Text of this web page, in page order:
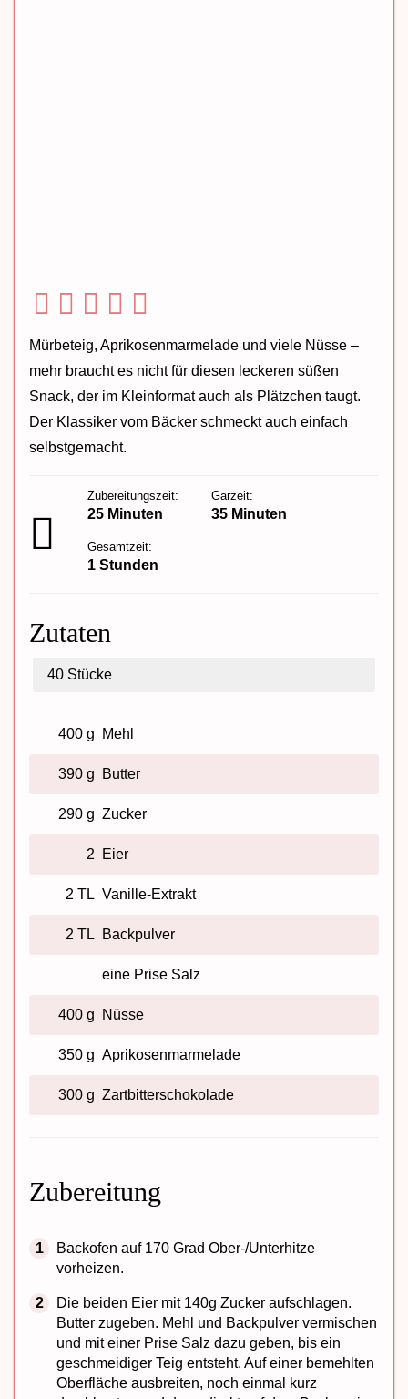
Mürbeteig, Aprikosenmarmelade und viele Nüsse –
mehr braucht es nicht für diesen leckeren süßen
Snack, der im Kleinformat auch als Plätzchen taugt.
Der Klassiker vom Bäcker schmeckt auch einfach
selbstgemacht.
Zubereitungszeit:
25 Minuten
Garzeit:
35 Minuten
Gesamtzeit:
1 Stunden
Zutaten
40 Stücke
400 g Mehl
390 g Butter
290 g Zucker
2 Eier
2 TL Vanille-Extrakt
2 TL Backpulver
eine Prise Salz
400 g Nüsse
350 g Aprikosenmarmelade
300 g Zartbitterschokolade
Zubereitung
Backofen auf 170 Grad Ober-/Unterhitze
vorheizen.
Die beiden Eier mit 140g Zucker aufschlagen.
Butter zugeben. Mehl und Backpulver vermischen
und mit einer Prise Salz dazu geben, bis ein
geschmeidiger Teig entsteht. Auf einer bemehlten
Oberfläche ausbreiten, noch einmal kurz